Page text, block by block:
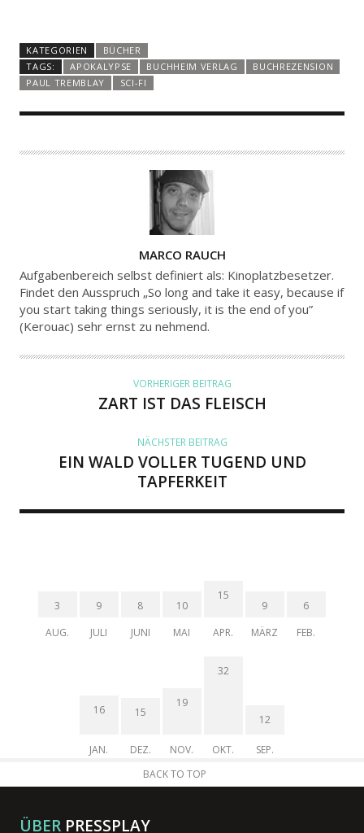
KATEGORIEN
BÜCHER
TAGS:
APOKALYPSE BUCHHEIM VERLAG
BUCHREZENSION
PAUL TREMBLAY
SCI-FI
U
T
O
R
MARCO RAUCH
Aufgabenbereich selbst definiert als: Kinoplatzbesetzer.
Findet den Ausspruch „So long and take it easy, because if
you start taking things seriously, it is the end of you”
(Kerouac) sehr ernst zu nehmend.
VORHERIGER BEITRAG
ZART IST DAS FLEISCH
NÄCHSTER BEITRAG
EIN WALD VOLLER TUGEND UND
TAPFERKEIT
3
AUG.
9
JULI
8
JUNI
10
MAI
15
APR.
9
MÄRZ
6
FEB.
16
JAN.
15
DEZ.
19
NOV.
32
OKT.
12
SEP.
BACK TO TOP
ÜBER PRESSPLAY